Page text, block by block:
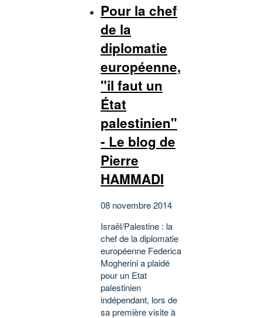
Pour la chef
de la
diplomatie
européenne,
"il faut un
État
palestinien"
- Le blog de
Pierre
HAMMADI
08 novembre 2014
Israël/Palestine : la
chef de la diplomatie
européenne Federica
Mogherini a plaidé
pour un Etat
palestinien
indépendant, lors de
sa première visite à